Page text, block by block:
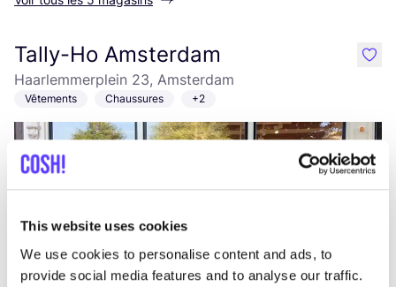
This website uses cookies
We use cookies to personalise content and ads, to
provide social media features and to analyse our traffic.
Tally-Ho Amsterdam
Haarlemmerplein 23, Amsterdam
Vêtements Chaussures +2
like